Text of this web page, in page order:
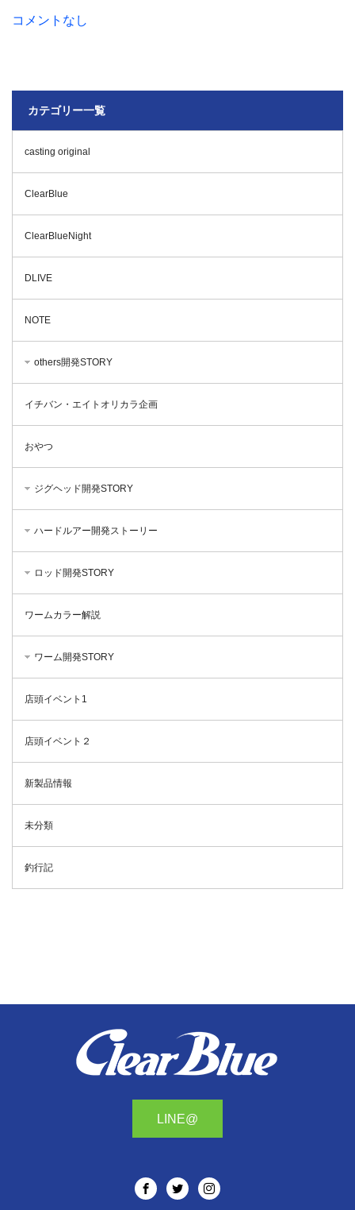
コメントなし
カテゴリー一覧
casting original
ClearBlue
ClearBlueNight
DLIVE
NOTE
others開発STORY
イチバン・エイトオリカラ企画
おやつ
ジグヘッド開発STORY
ハードルアー開発ストーリー
ロッド開発STORY
ワームカラー解説
ワーム開発STORY
店頭イベント1
店頭イベント２
新製品情報
未分類
釣行記
LINE@